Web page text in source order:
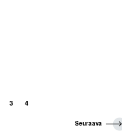
3 4
S
Seuraava